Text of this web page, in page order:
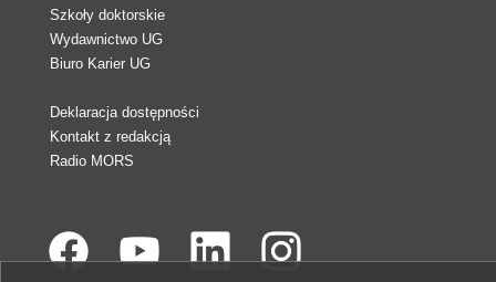
Szkoły doktorskie
Wydawnictwo UG
Biuro Karier UG
Deklaracja dostępności
Kontakt z redakcją
Radio MORS